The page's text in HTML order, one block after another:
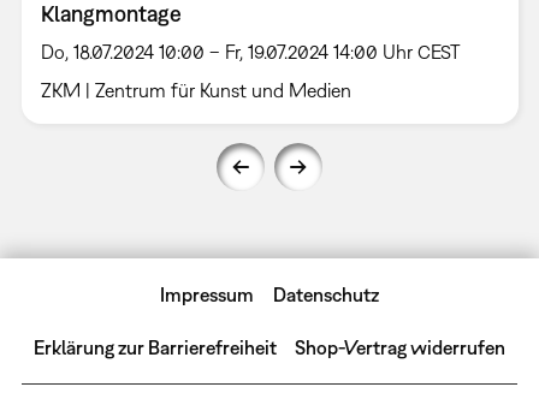
Klangmontage
Do, 18.07.2024 10:00 – Fr, 19.07.2024 14:00 Uhr CEST
ZKM | Zentrum für Kunst und Medien
Impressum Datenschutz
Erklärung zur Barrierefreiheit Shop-Vertrag widerrufen